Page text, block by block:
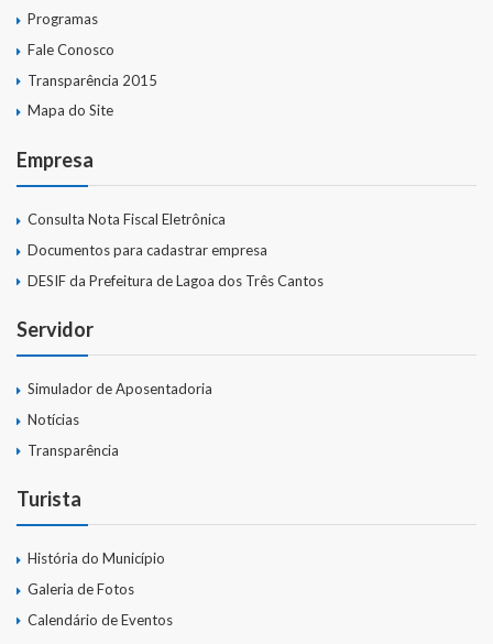
Programas
Fale Conosco
Transparência 2015
Mapa do Site
Empresa
Consulta Nota Fiscal Eletrônica
Documentos para cadastrar empresa
DESIF da Prefeitura de Lagoa dos Três Cantos
Servidor
Simulador de Aposentadoria
Notícias
Transparência
Turista
História do Município
Galeria de Fotos
Calendário de Eventos